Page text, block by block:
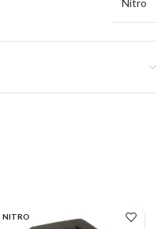
Nitro
NITRO